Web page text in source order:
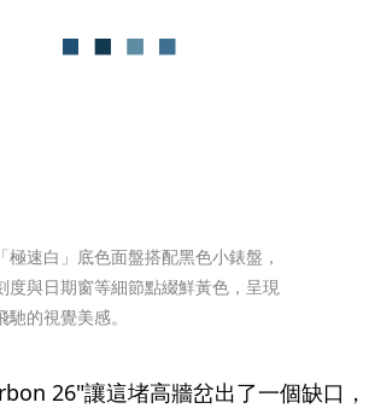
極速白」底色面盤搭配黑色小錶盤，
度與日期窗等細節點綴鮮黃色，呈現
馳的視覺美感。
26"讓這堵高牆岔出了一個缺口，